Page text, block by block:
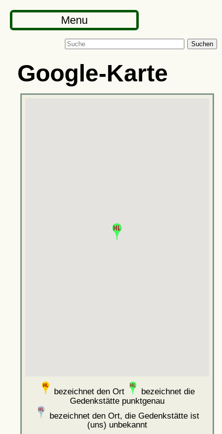
Menu
Suchen
Google-Karte
bezeichnet den Ort
bezeichnet die
Gedenkstätte punktgenau
bezeichnet den Ort, die Gedenkstätte ist
(uns) unbekannt